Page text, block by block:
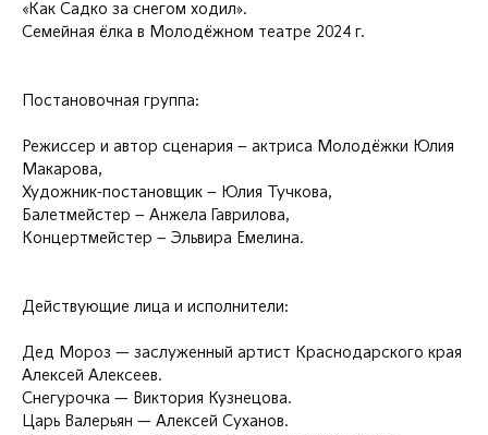
«Как Садко за снегом ходил».
Семейная ёлка в Молодёжном театре 2024 г.
Постановочная группа:
Режиссер и автор сценария – актриса Молодёжки Юлия
Макарова,
Художник-постановщик – Юлия Тучкова,
Балетмейстер – Анжела Гаврилова,
Концертмейстер – Эльвира Емелина.
Действующие лица и исполнители:
Дед Мороз — заслуженный артист Краснодарского края
Алексей Алексеев.
Снегурочка — Виктория Кузнецова.
Царь Валерьян — Алексей Суханов.